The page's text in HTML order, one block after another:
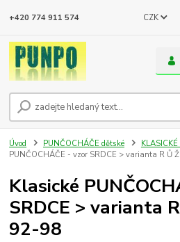
CZK
+420 774 911 574
Úvod PUNČOCHÁČE dětské
PUNČOCHÁČE - vzor SRDCE > varianta R Ů
Klasické
SRDCE > varianta
92-98